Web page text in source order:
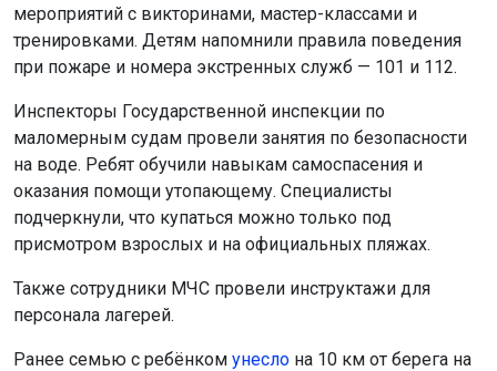
мероприятий с викторинами, мастер-классами и
тренировками. Детям напомнили правила поведения
при пожаре и номера экстренных служб — 101 и 112.
Инспекторы Государственной инспекции по
маломерным судам провели занятия по безопасности
на воде. Ребят обучили навыкам самоспасения и
оказания помощи утопающему. Специалисты
подчеркнули, что купаться можно только под
присмотром взрослых и на официальных пляжах.
Также сотрудники МЧС провели инструктажи для
персонала лагерей.
Ранее семью с ребёнком унесло на 10 км от берега на